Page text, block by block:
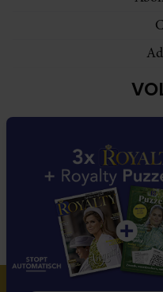
Royalty participeert in diverse
dat Royalty commissies ontvangt
Deze website wordt niet